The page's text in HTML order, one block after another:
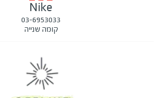
Nike
03-6953033
קומה שנייה